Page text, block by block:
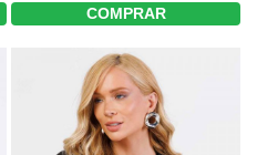
COMPRAR